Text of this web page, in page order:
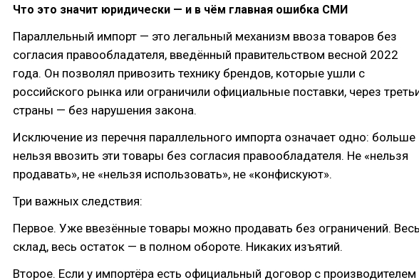
Что это значит юридически — и в чём главная ошибка СМИ
Параллельный импорт — это легальный механизм ввоза товаров без
согласия правообладателя, введённый правительством весной 2022
года. Он позволял привозить технику брендов, которые ушли с
российского рынка или ограничили официальные поставки, через
страны — без нарушения закона.
Исключение из перечня параллельного импорта означает одно: больше
нельзя ввозить эти товары без согласия правообладателя. Не «нельзя
продавать», не «нельзя использовать», не «конфискуют».
Три важных следствия:
Первое. Уже ввезённые товары можно продавать без ограничений.
склад, весь остаток — в полном обороте. Никаких изъятий.
Второе. Если у импортёра есть официальный договор с производителем